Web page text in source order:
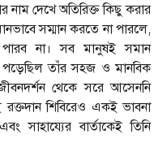
দেখে অতিরিক্ত কিছু করার
সম্মান করতে না পারলে,
না। সব মানুষই সমান
পড়েছিল তাঁর সহজ ও মানবিক
থেকে সরে আসেননি
শিবিরেও একই ভাবনা
সাহায্যের বার্তাকেই তিনি